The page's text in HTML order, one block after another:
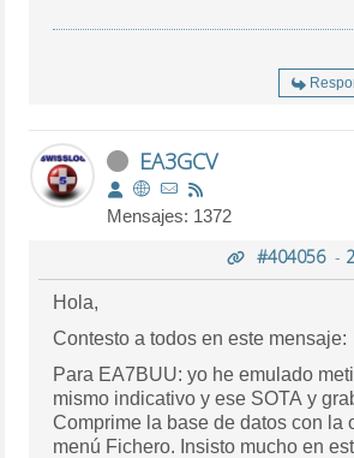
EA3GCV
Mensajes: 1372
#404056-
Hola,
Contesto a todos en este mensaje:
Para EA7BUU: yo he emulado
mismo indicativo y ese SOTA y
Comprime la base de datos con la
menú Fichero. Insisto mucho en